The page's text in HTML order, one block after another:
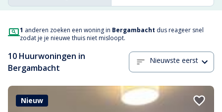
1 anderen zoeken een woning in Bergambacht dus reageer snel
zodat je je nieuwe thuis niet misloopt.
10 Huurwoningen in
Bergambacht
Nieuwste eerst
Nieuw